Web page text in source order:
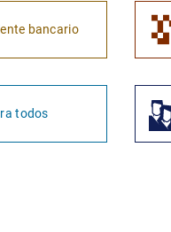
bancario
todos